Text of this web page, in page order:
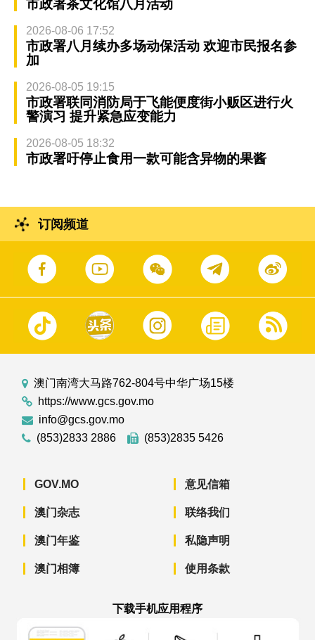
市政署茶文化馆八月活动
2026-08-06 17:52
市政署八月续办多场动保活动 欢迎市民报名参
加
2026-08-05 19:15
市政署联同消防局于飞能便度街小贩区进行火
警演习 提升紧急应变能力
2026-08-05 18:32
市政署吁停止食用一款可能含异物的果酱
订阅频道
澳门南湾大马路762-804号中华广场15楼
https://www.gcs.gov.mo
info@gcs.gov.mo
(853)2833 2886
(853)2835 5426
GOV.MO
澳门杂志
澳门年鉴
澳门相簿
意见信箱
联络我们
私隐声明
使用条款
下载手机应用程序